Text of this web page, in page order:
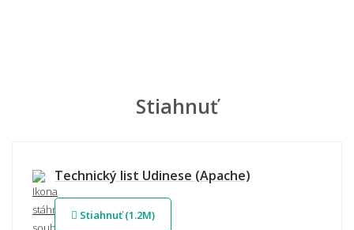
Stiahnuť
Technický list Udinese (Apache)
Stiahnuť (1.2M)